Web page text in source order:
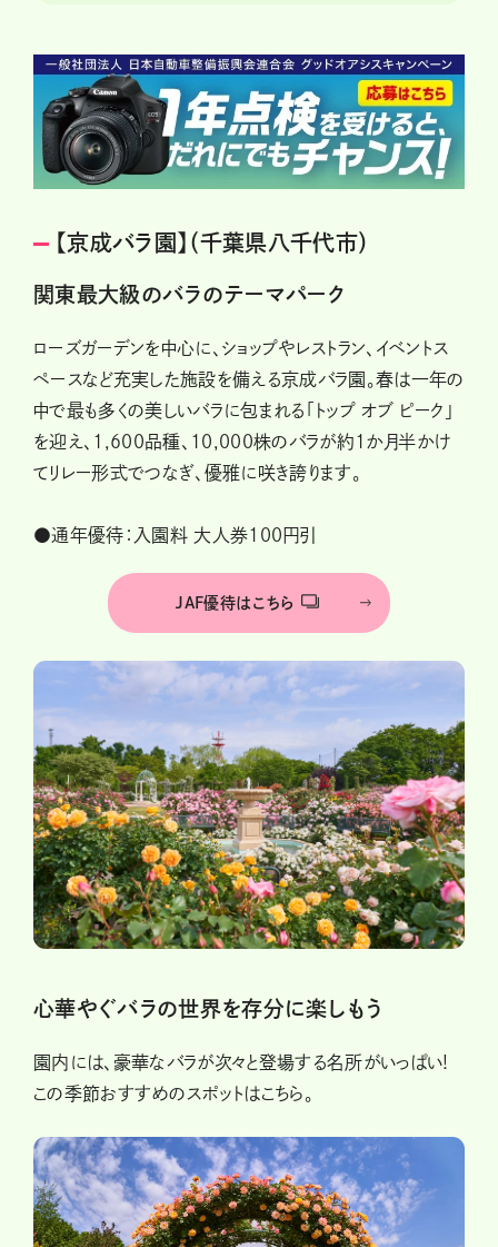
【京成バラ園】（千葉県八千代市）
関東最大級のバラのテーマパーク
ローズガーデンを中心に、ショップやレストラン、イベントス
ペースなど充実した施設を備える京成バラ園。春は一年の
中で最も多くの美しいバラに包まれる「トップ オブ ピーク」
を迎え、1,600品種、10,000株のバラが約1か月半かけ
てリレー形式でつなぎ、優雅に咲き誇ります。
●通年優待：入園料 大人券100円引
JAF優待はこちら
心華やぐバラの世界を存分に楽しもう
園内には、豪華なバラが次々と登場する名所がいっぱい!
この季節おすすめのスポットはこちら。